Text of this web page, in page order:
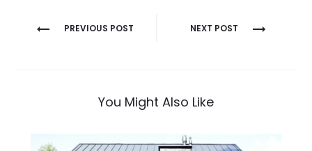
Post
PREVIOUS POST NEXT POST
You Might Also Like